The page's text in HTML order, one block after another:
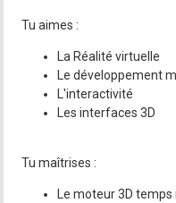
Tu aimes :
La Réalité virtuelle
Le développement
L'interactivité
Les interfaces 3D
Tu maîtrises :
Le moteur 3D